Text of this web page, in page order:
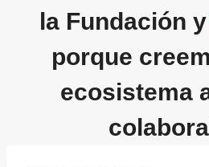
la Fundación y
porque
ecosistema